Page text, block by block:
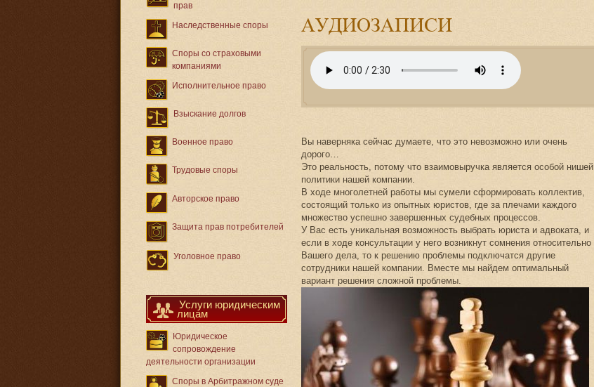
прав
Наследственные споры
Споры со страховыми
компаниями
Исполнительное право
Взыскание долгов
Военное право
Трудовые споры
Авторское право
Защита прав потребителей
Уголовное право
Услуги юридическим
лицам
Юридическое
сопровождение
деятельности организации
Споры в Арбитражном суде
АУДИОЗАПИСИ
Адвокаты и юристы Калининграда
Вы наверняка сейчас думаете, что это невозможно или очень
дорого…
Это реальность, потому что взаимовыручка является особой нишей
политики нашей компании.
В ходе многолетней работы мы сумели сформировать коллектив,
состоящий только из опытных юристов, где за плечами каждого
множество успешно завершенных судебных процессов.
У Вас есть уникальная возможность выбрать юриста и адвоката, и
если в ходе консультации у него возникнут сомнения относительно
Вашего дела, то к решению проблемы подключатся другие
сотрудники нашей компании. Вместе мы найдем оптимальный
вариант решения сложной проблемы.